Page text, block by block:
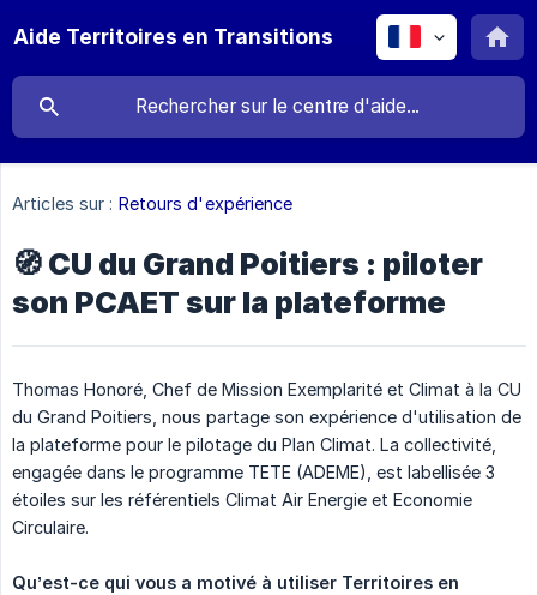
Aide Territoires en Transitions
Articles sur : Retours d'expérience
🧭 CU du Grand Poitiers : piloter
son PCAET sur la plateforme
Thomas Honoré, Chef de Mission Exemplarité et Climat à la CU
du Grand Poitiers, nous partage son expérience d'utilisation de
la plateforme pour le pilotage du Plan Climat. La collectivité,
engagée dans le programme TETE (ADEME), est labellisée 3
étoiles sur les référentiels Climat Air Energie et Economie
Circulaire.
Qu’est-ce qui vous a motivé à utiliser Territoires en